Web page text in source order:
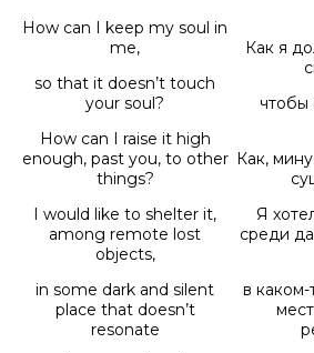
How can I keep my soul in
me,
so that it doesn’t touch
your soul?
How can I raise it high
enough, past you, to other
things?
I would like to shelter it,
among remote lost
objects,
in some dark and silent
place that doesn’t
resonate
Как я
чтобы
Как,
Я
среди
в